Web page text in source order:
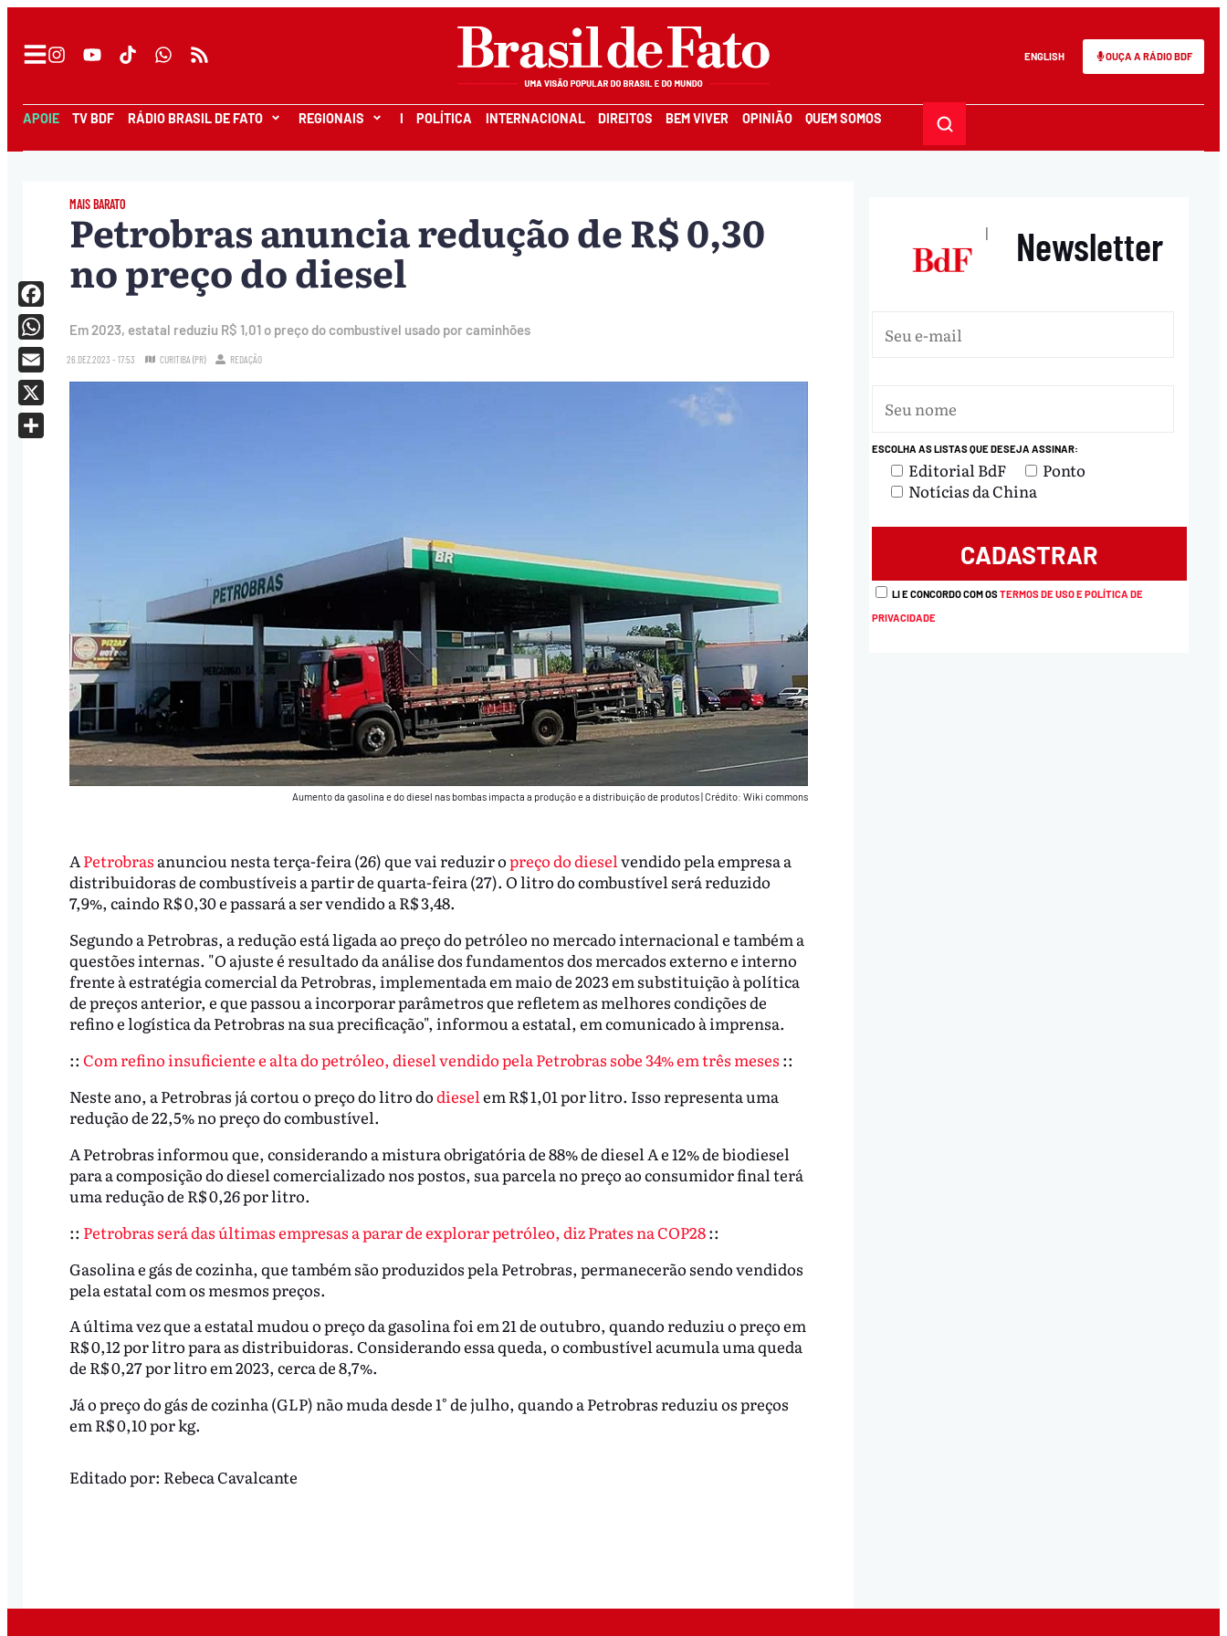
ENGLISH OUÇA A RÁDIO BDF
APOIE TV BDF RÁDIO BRASIL DE FATO REGIONAIS I POLÍTICA INTERNACIONAL DIREITOS BEM VIVER OPINIÃO QUEM SOMOS
MAIS BARATO
Petrobras anuncia redução de R$ 0,30
no preço do diesel
Em 2023, estatal reduziu R$ 1,01 o preço do combustível usado por caminhões
26.DEZ.2023 - 17:53 CURITIBA (PR) REDAÇÃO
Aumento da gasolina e do diesel nas bombas impacta a produção e a distribuição de produtos|Crédito: Wiki commons
APetrobras anunciou nesta terça-feira (26) que vai reduzir opreço do dieselvendido pela empresa a
distribuidoras de combustíveis a partir de quarta-feira (27). O litro do combustível será reduzido
7,9%, caindo R$ 0,30 e passará a ser vendido a R$ 3,48.
Segundo a Petrobras, a redução está ligada ao preço do petróleo no mercado internacional e também a
questões internas. "O ajuste é resultado da análise dos fundamentos dos mercados externo e interno
frente à estratégia comercial da Petrobras, implementada em maio de 2023 em substituição à política
de preços anterior, e que passou a incorporar parâmetros que refletem as melhores condições de
refino e logística da Petrobras na sua precificação", informou a estatal, em comunicado à imprensa.
:: Com refino insuficiente e alta do petróleo, diesel vendido pela Petrobras sobe 34% em três meses ::
Neste ano, a Petrobras já cortou o preço do litro dodiesel em R$ 1,01 por litro. Isso representa uma
redução de 22,5% no preço do combustível.
A Petrobras informou que, considerando a mistura obrigatória de 88% de diesel A e 12% de biodiesel
para a composição do diesel comercializado nos postos, sua parcela no preço ao consumidor final terá
uma redução de R$ 0,26 por litro.
:: Petrobras será das últimas empresas a parar de explorar petróleo, diz Prates na COP28::
Gasolina e gás de cozinha, que também são produzidos pela Petrobras, permanecerão sendo vendidos
pela estatal com os mesmos preços.
A última vez que a estatal mudou o preço da gasolina foi em 21 de outubro, quando reduziu o preço em
R$ 0,12 por litro para as distribuidoras. Considerando essa queda, o combustível acumula uma queda
de R$ 0,27 por litro em 2023, cerca de 8,7%.
Já o preço do gás de cozinha (GLP) não muda desde 1° de julho, quando a Petrobras reduziu os preços
em R$ 0,10 por kg.
Facebook
WhatsApp
Email
X
Editado por: Rebeca Cavalcante
| Newsletter
ESCOLHA AS LISTAS QUE DESEJA ASSINAR:
Editorial BdF
Ponto
Notícias da China
LI E CONCORDO COM OSTERMOS DE USO E POLÍTICA DE
PRIVACIDADE